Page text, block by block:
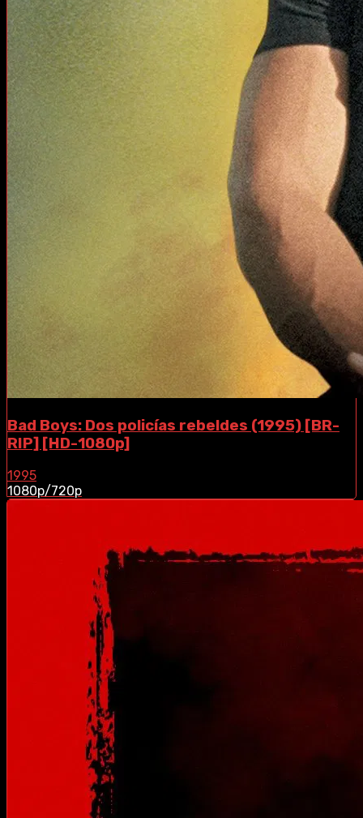
Bad Boys: Dos policías rebeldes (1995) [BR-
RIP] [HD-1080p]
1995
1080p/720p